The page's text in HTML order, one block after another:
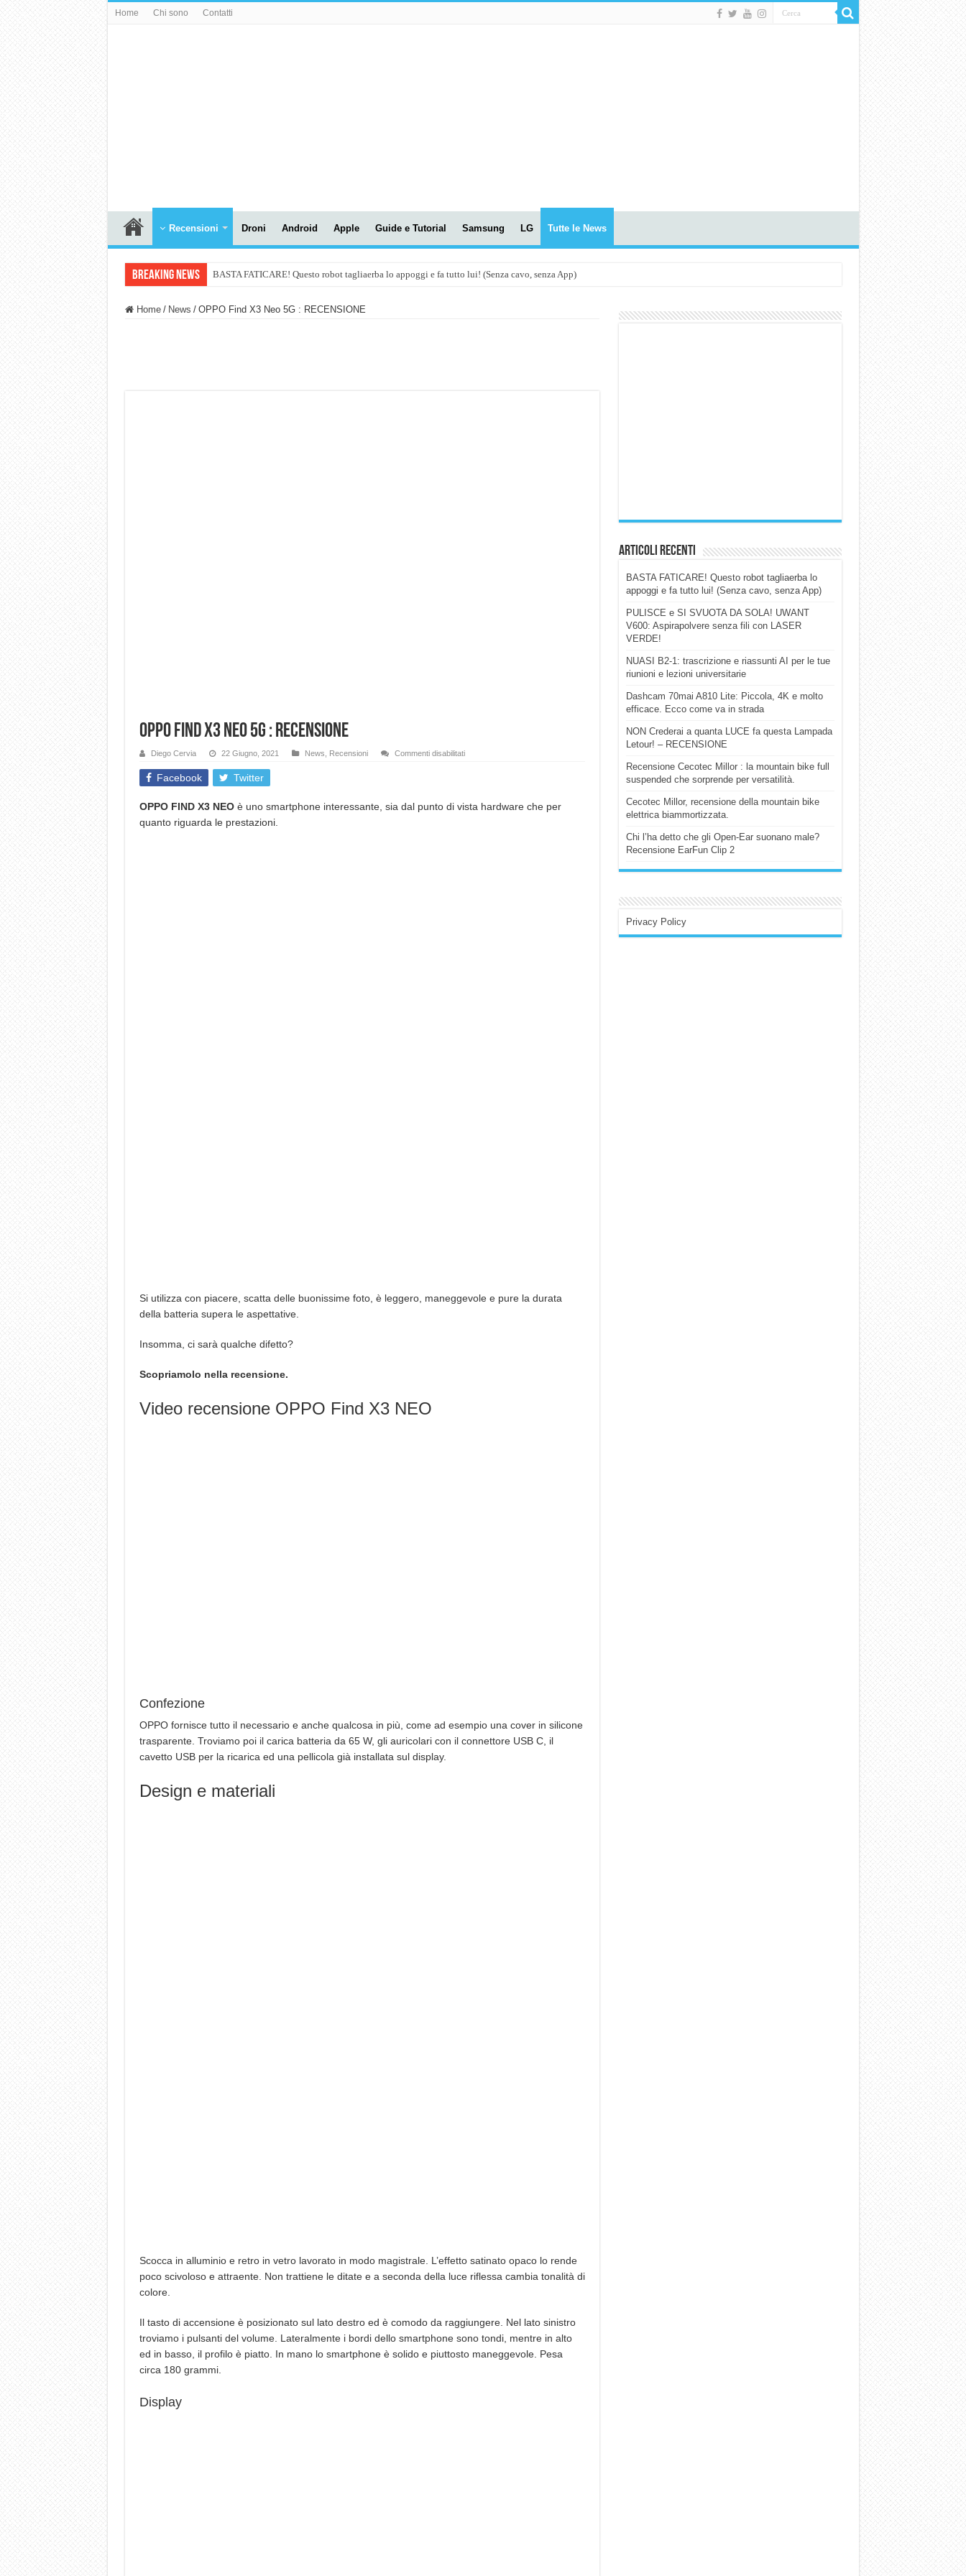
Home Chi sono Contatti
Recensioni Droni Android Apple Guide e Tutorial Samsung LG Tutte le News
Breaking News BASTA FATICARE! Questo robot tagliaerba lo appoggi e fa tutto lui! (Senza cavo, senza App)
Home / News / OPPO Find X3 Neo 5G : RECENSIONE
OPPO Find X3 Neo 5G : RECENSIONE
Diego Cervia 22 Giugno, 2021 News Recensioni Commenti disabilitatisu
:
RECENSIONE
Facebook Twitter
OPPO FIND X3 NEOè uno smartphone interessante, sia dal punto di vista hardware che per
quanto riguarda le prestazioni.
Si utilizza con piacere, scatta delle buonissime foto, è leggero, maneggevole e pure la durata
della batteria supera le aspettative.
Insomma, ci sarà qualche difetto?
Scopriamolo nella recensione.
Video recensione OPPO Find X3 NEO
Confezione
OPPO fornisce tutto il necessario e anche qualcosa in più, come ad esempio una cover in silicone
trasparente. Troviamo poi il carica batteria da 65 W, gli auricolari con il connettore USB C, il
cavetto USB per la ricarica ed una pellicola già installata sul display.
Design e materiali
Scocca in alluminio e retro in vetro lavorato in modo magistrale. L’effetto satinato opaco lo rende
poco scivoloso e attraente. Non trattiene le ditate e a seconda della luce riflessa cambia tonalità di
colore.
Il tasto di accensione è posizionato sul lato destro ed è comodo da raggiungere. Nel lato sinistro
troviamo i pulsanti del volume. Lateralmente i bordi dello smartphone sono tondi, mentre in alto
ed in basso, il profilo è piatto. In mano lo smartphone è solido e piuttosto maneggevole. Pesa
circa 180 grammi.
Display
Articoli Recenti
BASTA FATICARE! Questo robot tagliaerba lo
appoggi e fa tutto lui! (Senza cavo, senza App)
PULISCE e SI SVUOTA DA SOLA! UWANT
V600: Aspirapolvere senza fili con LASER
VERDE!
NUASI B2-1: trascrizione e riassunti AI per le tue
riunioni e lezioni universitarie
Dashcam 70mai A810 Lite: Piccola, 4K e molto
efficace. Ecco come va in strada
NON Crederai a quanta LUCE fa questa Lampada
Letour! – RECENSIONE
Recensione Cecotec Millor : la mountain bike full
suspended che sorprende per versatilità.
Cecotec Millor, recensione della mountain bike
elettrica biammortizzata.
Chi l’ha detto che gli Open-Ear suonano male?
Recensione EarFun Clip 2
Privacy Policy